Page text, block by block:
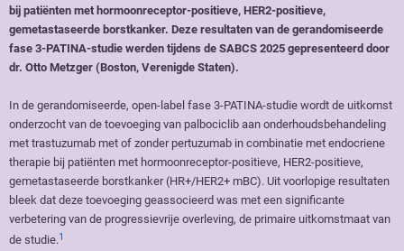
bij patiënten met hormoonreceptor-positieve, HER2-positieve,
gemetastaseerde borstkanker. Deze resultaten van de gerandomiseerde
fase 3-PATINA-studie werden tijdens de SABCS 2025 gepresenteerd door
dr. Otto Metzger (Boston, Verenigde Staten).
In de gerandomiseerde, open-label fase 3-PATINA-studie wordt de uitkomst
onderzocht van de toevoeging van palbociclib aan onderhoudsbehandeling
met trastuzumab met of zonder pertuzumab in combinatie met endocriene
therapie bij patiënten met hormoonreceptor-positieve, HER2-positieve,
gemetastaseerde borstkanker (HR+/HER2+ mBC). Uit voorlopige resultaten
bleek dat deze toevoeging geassocieerd was met een significante
verbetering van de progressievrije overleving, de primaire uitkomstmaat van
de studie.1